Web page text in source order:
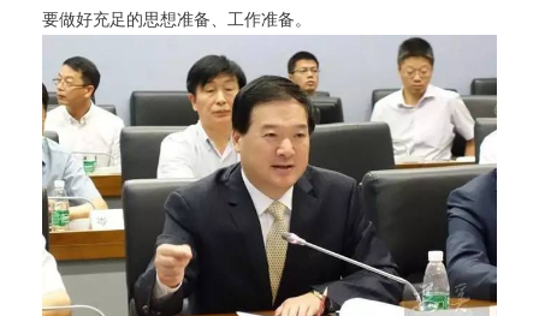
要做好充足的思想准备、工作准备。